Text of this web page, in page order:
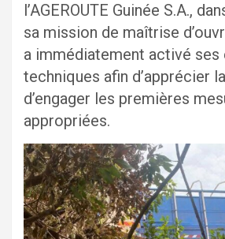
l’AGEROUTE Guinée S.A.,
sa mission de maîtrise
a immédiatement activé ses
techniques afin d’apprécier
d’engager les premières
appropriées.